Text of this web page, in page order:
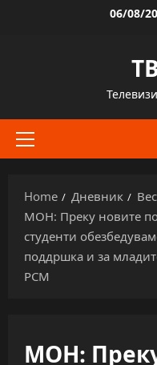
06/08/
Primary
Home Дневник
МОН: Преку новите
студенти
поддршка и за
РСМ
МОН: